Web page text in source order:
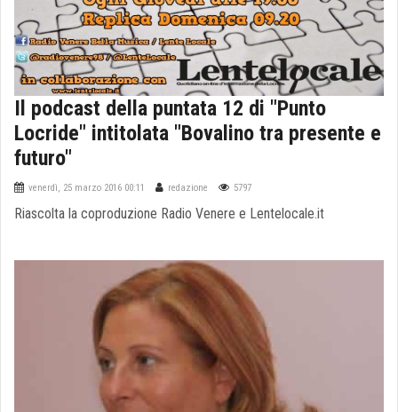
Il podcast della puntata 12 di "Punto
Locride" intitolata "Bovalino tra presente e
futuro"
venerdì, 25 marzo 2016 00:11 redazione 5797
Riascolta la coproduzione Radio Venere e Lentelocale.it